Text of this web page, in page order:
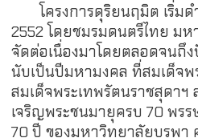
โครงการดุริยนฤมิต เริ่มด
2552 โดยชมรมดนตรีไทย ม
จัดต่อเนื่องมาโดยตลอดจนถึ
นับเป็นปีมหามงคล ที่สมเด็จพ
สมเด็จพระเทพรัตนราชสุดาฯ
เจริญพระชนมายุครบ 70 พร
70 ปี ของมหาวิทยาลัยบูรพา